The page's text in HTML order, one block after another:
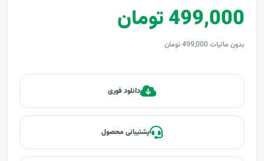
499,000 تومان
بدون مالیات 499,000 تومان
دانلود فوری
پشتیبانی محصول